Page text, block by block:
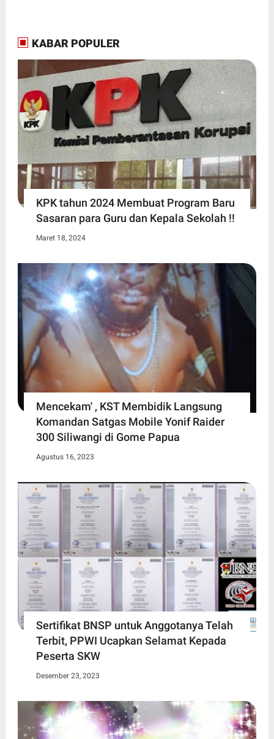
KABAR POPULER
KPK tahun 2024 Membuat Program Baru
Sasaran para Guru dan Kepala Sekolah !!
Maret 18, 2024
Mencekam' , KST Membidik Langsung
Komandan Satgas Mobile Yonif Raider
300 Siliwangi di Gome Papua
Agustus 16, 2023
Sertifikat BNSP untuk Anggotanya Telah
Terbit, PPWI Ucapkan Selamat Kepada
Peserta SKW
Desember 23, 2023